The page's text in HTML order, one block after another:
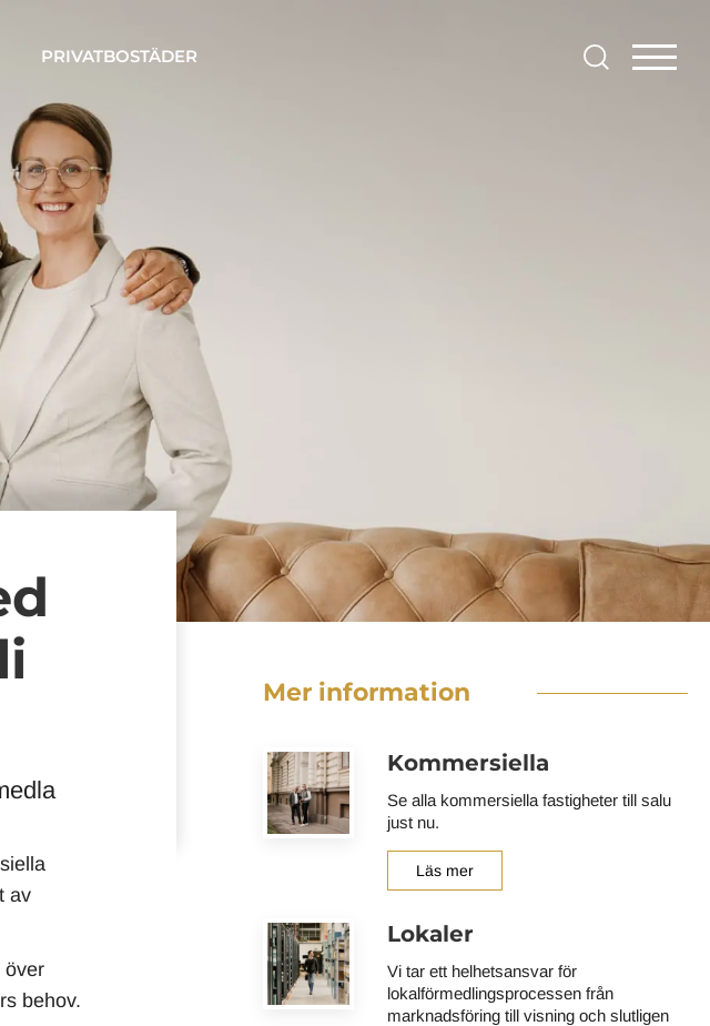
PRIVATBOSTÄDER
av
över
behov.
Mer information
Kommersiella
Se alla kommersiella fastigheter till salu
just nu.
Läs mer
Lokaler
Vi tar ett helhetsansvar för
lokalförmedlingsprocessen från
marknadsföring till visning och slutligen